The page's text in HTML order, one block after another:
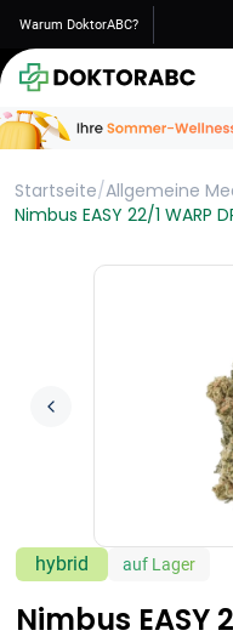
Warum DoktorABC?
Startseite/Allgemeine
Nimbus EASY 22/1 WARP
hybrid auf Lager
Nimbus EASY